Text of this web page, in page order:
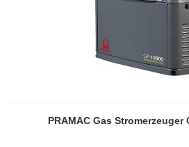
PRAMAC Gas Stromerzeuger